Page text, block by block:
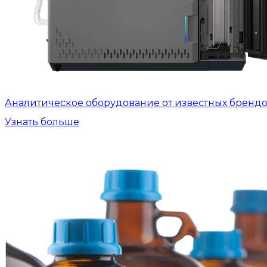
Аналитическое оборудование от известных
Узнать больше